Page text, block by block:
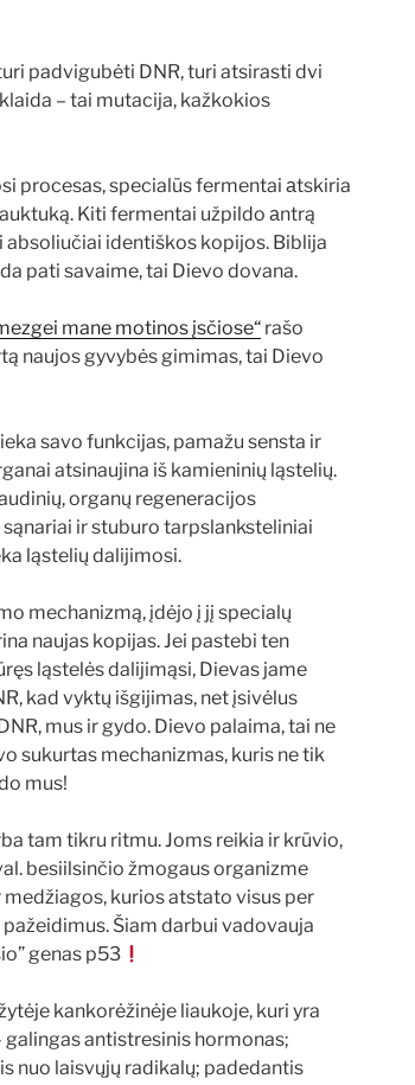
padvigubėti DNR, turi atsirasti dvi
– tai mutacija, kažkokios
procesas, specialūs fermentai аtskiria
Kiti fermentai užpildo аntrą
absoliučiai identiškos kopijos. Biblija
pati savaime, tai Dievo dovana.
mane motinos įsčiose“ rašo
naujos gyvybės gimimas, tai Dievo
savo funkcijas, pamažu sensta ir
atsinaujina iš kamieninių ląstelių.
organų regeneracijos
ir stuburo tarpslanksteliniai
ląstelių dalijimosi.
mechanizmą, įdėjo į jį specialų
naujas kopijas. Jei pastebi ten
ląstelės dalijimąsi, Dievas jame
kad vyktų išgijimas, net įsivėlus
mus ir gydo. Dievo palaima, tai ne
sukurtas mechanizmas, kuris ne tik
mus!
tam tikru ritmu. Joms reikia ir krūvio,
besiilsinčio žmogaus organizme
kurios atstato visus per
Šiam darbui vadovauja
genas p53
kankorėžinėje liaukoje, kuri yra
antistresinis hormonas;
nuo laisvųjų radikalų; padedantis